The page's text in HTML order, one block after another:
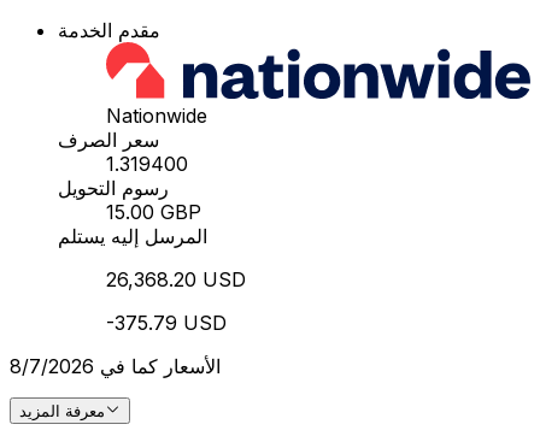
مقدم الخدمة
Nationwide
سعر الصرف
1.319400
رسوم التحويل
15.00 GBP
المرسل إليه يستلم
26,368.20 USD
-375.79 USD
الأسعار كما في 8/7/2026
معرفة المزيد